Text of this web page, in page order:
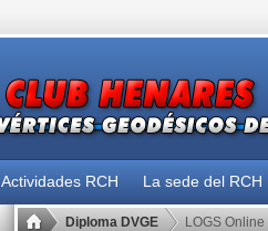
Actividades RCH La sede del RCH
Diploma DVGE LOGS Online